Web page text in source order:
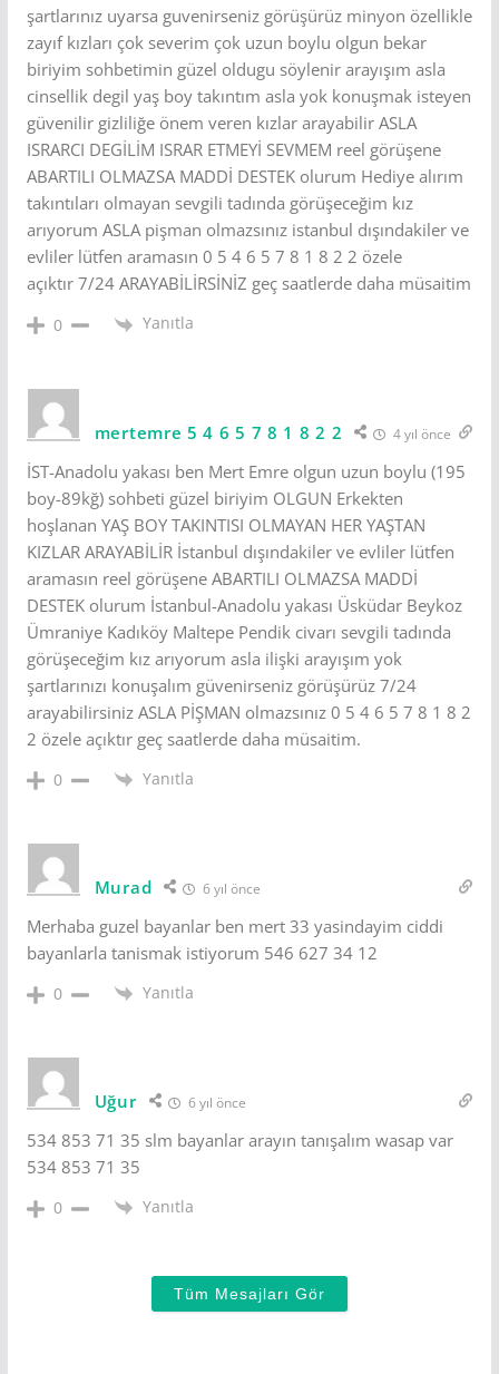
şartlarınız uyarsa guvenirseniz görüşürüz minyon özellikle
zayıf kızları çok severim çok uzun boylu olgun bekar
biriyim sohbetimin güzel oldugu söylenir arayışım asla
cinsellik degil yaş boy takıntım asla yok konuşmak isteyen
güvenilir gizliliğe önem veren kızlar arayabilir ASLA
ISRARCI DEGİLİM ISRAR ETMEYİ SEVMEM reel görüşene
ABARTILI OLMAZSA MADDİ DESTEK olurum Hediye alırım
takıntıları olmayan sevgili tadında görüşeceğim kız
arıyorum ASLA pişman olmazsınız istanbul dışındakiler ve
evliler lütfen aramasın 0 5 4 6 5 7 8 1 8 2 2 özele
açıktır 7/24 ARAYABİLİRSİNİZ geç saatlerde daha müsaitim
0 Yanıtla
mertemre 5 4 6 5 7 8 1 8 2 2 4 yıl önce
İST-Anadolu yakası ben Mert Emre olgun uzun boylu (195
boy-89kğ) sohbeti güzel biriyim OLGUN Erkekten
hoşlanan YAŞ BOY TAKINTISI OLMAYAN HER YAŞTAN
KIZLAR ARAYABİLİR İstanbul dışındakiler ve evliler lütfen
aramasın reel görüşene ABARTILI OLMAZSA MADDİ
DESTEK olurum İstanbul-Anadolu yakası Üsküdar Beykoz
Ümraniye Kadıköy Maltepe Pendik civarı sevgili tadında
görüşeceğim kız arıyorum asla ilişki arayışım yok
şartlarınızı konuşalım güvenirseniz görüşürüz 7/24
arayabilirsiniz ASLA PİŞMAN olmazsınız 0 5 4 6 5 7 8 1 8 2
2 özele açıktır geç saatlerde daha müsaitim.
0 Yanıtla
Murad 6 yıl önce
Merhaba guzel bayanlar ben mert 33 yasindayim ciddi
bayanlarla tanismak istiyorum 546 627 34 12
0 Yanıtla
Uğur 6 yıl önce
534 853 71 35 slm bayanlar arayın tanışalım wasap var
534 853 71 35
0 Yanıtla
Tüm Mesajları Gör